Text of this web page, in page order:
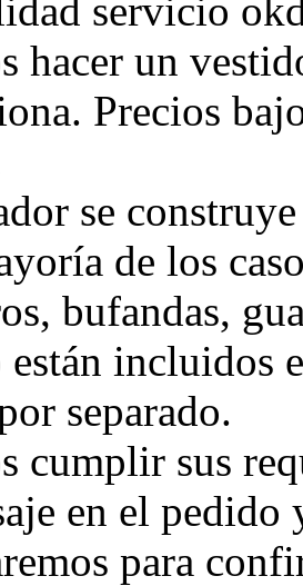
servicio
hacer un
Precios
se
de los
bufandas,
incluidos
separado.
cumplir sus
en el pedido
para